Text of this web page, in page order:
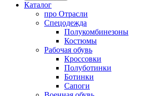
Каталог
про Отрасли
Спецодежда
Полукомбинезоны
Костюмы
Рабочая обувь
Кроссовки
Полуботинки
Ботинки
Сапоги